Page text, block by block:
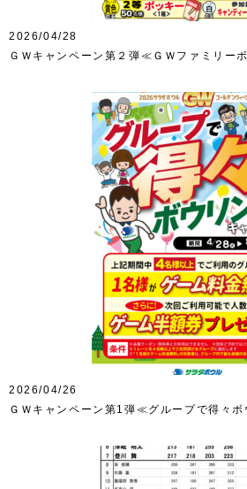
2026/04/28
ＧＷキャンペーン第２弾≪ＧＷファミリー
2026/04/26
ＧＷキャンペーン第1弾≪グループで得々